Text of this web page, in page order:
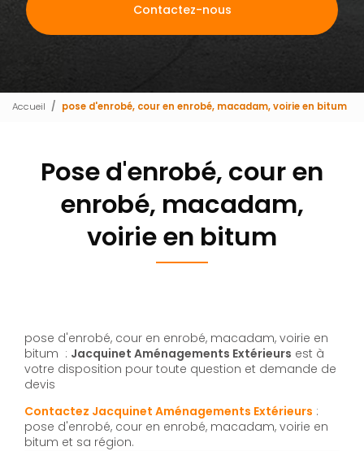
Contactez-nous
Accueil pose d'enrobé, cour en enrobé, macadam, voirie en bitum
Pose d'enrobé, cour en
enrobé, macadam,
voirie en bitum
pose d'enrobé, cour en enrobé, macadam, voirie en
bitum : Jacquinet Aménagements Extérieurs est à
votre disposition pour toute question et demande de
devis
Contactez Jacquinet Aménagements Extérieurs :
pose d'enrobé, cour en enrobé, macadam, voirie en
bitum et sa région.